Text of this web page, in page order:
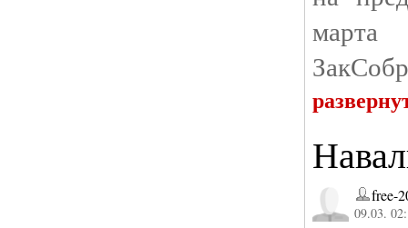
марта
free-
09.03.